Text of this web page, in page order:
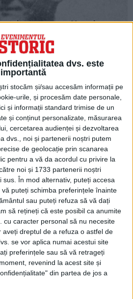
dvs. este
importantă
stocăm și/sau accesăm informații pe
urile, și procesăm date personale,
și informații standard trimise de un
și conținut personalizate, măsurarea
cercetarea audienței și dezvoltarea
dvs., noi și partenerii noștri putem
de geolocație prin scanarea
pentru a vă da acordul cu privire la
noi și 1733 partenerii noștri
În mod alternativ, puteți accesa
puteți schimba preferințele înainte
sau puteți refuza să vă dați
să rețineți că este posibil ca anumite
cu caracter personal să nu necesite
dreptul de a refuza o astfel de
se vor aplica numai acestui site
preferințele sau să vă retrageți
revenind la acest site și
din partea de jos a
aviator evreu Marcel
Naţională 1916-1919, aviatorii
misiuni aeriene periculoase. Printre
ai Cerului românesc...
cu sora lui Iancu Jianu.
de mari tensiuni și schimbări,
a fi un lider cu viziune, având un rol
central în...